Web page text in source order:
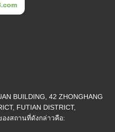
BUILDING, 42 ZHONGHANG
FUTIAN DISTRICT,
องสถานที่ดังกล่าวคือ: